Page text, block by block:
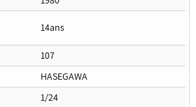
14ans
107
HASEGAWA
1/24